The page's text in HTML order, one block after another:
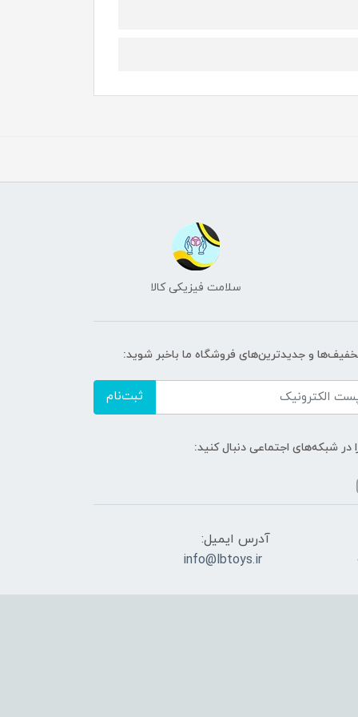
سلامت فیزیکی کالا
و جدیدترین‌های فروشگاه ما باخبر شوید:
ثبت‌نام
در شبکه‌های اجتماعی دنبال کنید:
آدرس ایمیل:
info@lbtoys.ir